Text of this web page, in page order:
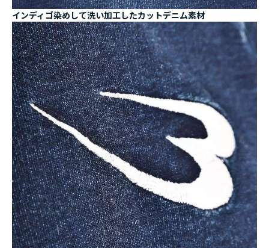
インディゴ染めして洗い加工したカットデニム素材